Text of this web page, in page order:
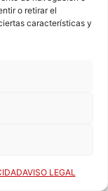
o retirar el
características y
AVISO LEGAL